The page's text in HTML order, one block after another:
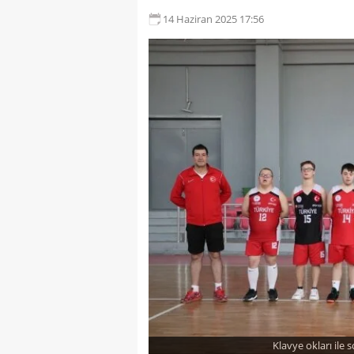
14 Haziran 2025 17:56
Klavye okları ile